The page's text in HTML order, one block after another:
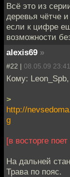
Всё это из
деревья чётче
если к цифре
возможности
alexis69 »
#22 | 08.05.09 23:41
Кому: Leon_Spb,
>
http://
g
[в восторге
На дальней
Трава по пояс.